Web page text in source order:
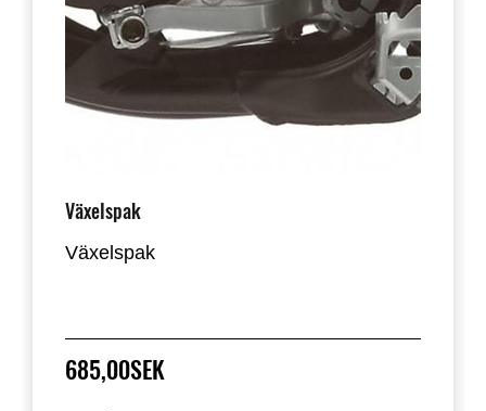
Växelspak
Växelspak
685,00SEK